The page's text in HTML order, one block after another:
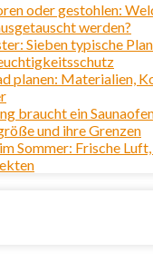
oder gestohlen:
werden?
Sieben typische
planen: Materialien,
braucht ein
und ihre Grenzen
Sommer: Frische